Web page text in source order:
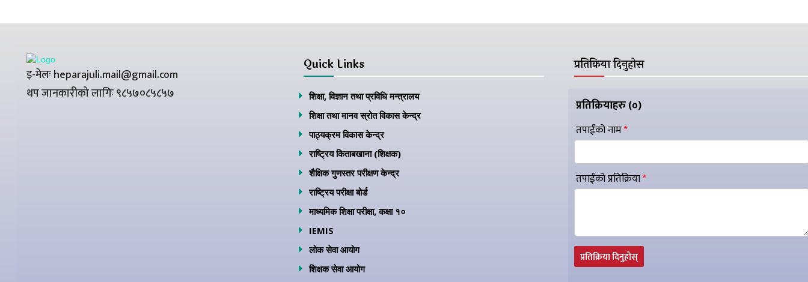
इ-मेलः heparajuli.mail@gmail.com
थप जानकारीको लागिः ९८५७०८५८५७
Quick Links
शिक्षा, विज्ञान तथा प्रविधि मन्त्रालय
शिक्षा तथा मानव स्रोत विकास केन्द्र
पाठ्यक्रम विकास केन्द्र
राष्ट्रिय किताबखाना (शिक्षक)
शैक्षिक गुणस्तर परीक्षण केन्द्र
राष्ट्रिय परीक्षा बोर्ड
माध्यमिक शिक्षा परीक्षा, कक्षा १०
IEMIS
लोक सेवा आयोग
शिक्षक सेवा आयोग
प्रतिक्रिया दिनुहोस
प्रतिक्रियाहरु (०)
तपाईंको नाम*
तपाईंको प्रतिक्रिया*
प्रतिक्रिया दिनुहोस्